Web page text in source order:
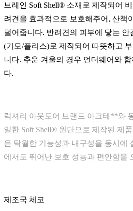
브레인 Soft Shell® 소재로 제작되어
려견을 효과적으로 보호해주어, 산책
덜어줍니다. 반려견의 피부에 닿는 안
(기모/플리스)로 제작되어 따뜻하고
니다. 추운 겨울의 경우 언더웨어와
다.
럭셔리 아웃도어 브랜드 아크테**와
일한 Soft Shell® 원단으로 제작된 제
은 탁월한 기능성과 내구성을 동시에
에서도 뛰어난 보호 성능과 편안함을
제조국 체코